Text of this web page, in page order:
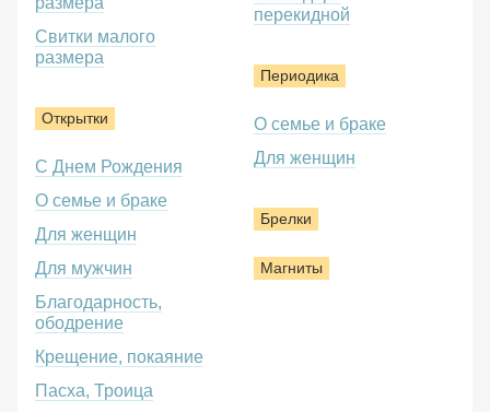
Свитки малого
размера
Открытки
С Днем Рождения
О семье и браке
Для женщин
Для мужчин
Благодарность,
ободрение
Крещение, покаяние
Пасха, Троица
перекидной
Периодика
О семье и браке
Для женщин
Брелки
Магниты